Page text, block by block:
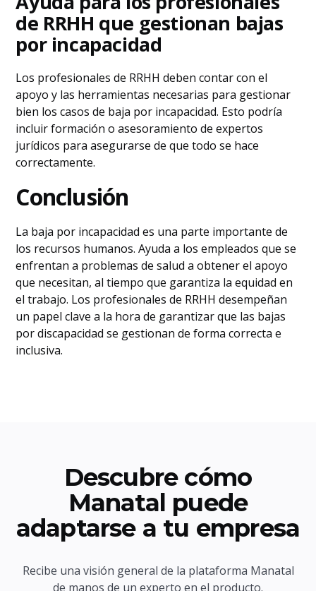
de RRHH que gestionan bajas
por incapacidad
Los profesionales de RRHH deben contar con el
apoyo y las herramientas necesarias para gestionar
bien los casos de baja por incapacidad. Esto podría
incluir formación o asesoramiento de expertos
jurídicos para asegurarse de que todo se hace
correctamente.
Conclusión
La baja por incapacidad es una parte importante de
los recursos humanos. Ayuda a los empleados que se
enfrentan a problemas de salud a obtener el apoyo
que necesitan, al tiempo que garantiza la equidad en
el trabajo. Los profesionales de RRHH desempeñan
un papel clave a la hora de garantizar que las bajas
por discapacidad se gestionan de forma correcta e
inclusiva.
Descubre cómo
Manatal puede
adaptarse a tu empresa
Recibe una visión general de la plataforma Manatal
de manos de un experto en el producto.